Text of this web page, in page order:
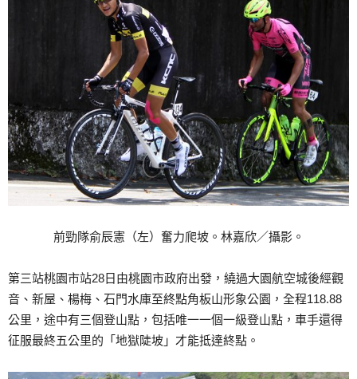
前勁隊俞辰憲（左）奮力爬坡。林嘉欣／攝影。
第三站桃園市站28日由桃園市政府出發，繞過大園航空城後經觀
音、新屋、楊梅、石門水庫至終點角板山形象公園，全程118.88
公里，途中有三個登山點，包括唯一一個一級登山點，車手還得
征服最終五公里的「地獄陡坡」才能抵達終點。